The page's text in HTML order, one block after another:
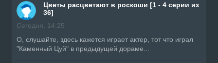
Цветы расцветают в роскоши [1 - 4 серии из
36]
Сегодня, 14:25
О, слушайте, здесь кажется играет актер, тот что играл
"Каменный Цуй" в предыдущей дораме...